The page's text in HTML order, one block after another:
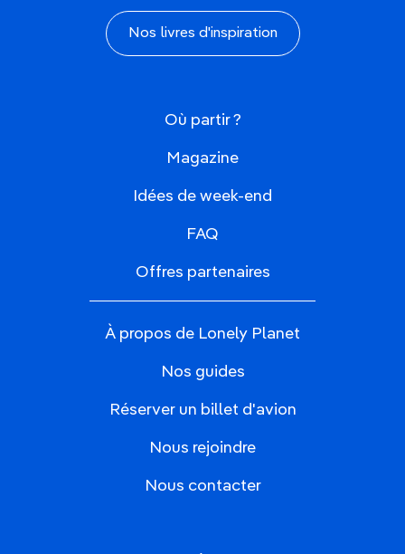
Nos livres d'inspiration
Où partir ?
Magazine
Idées de week-end
FAQ
Offres partenaires
À propos de Lonely Planet
Nos guides
Réserver un billet d'avion
Nous rejoindre
Nous contacter